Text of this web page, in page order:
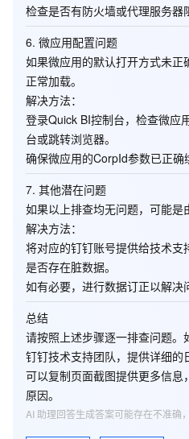
检查是否有防火墙或代理服务器
6. 微应用配置问题
如果微应用的默认打开方式未
正常加载。
解决方法：
登录Quick BI控制台，检查微应
台或跳转浏览器。
确保微应用的CorpId参数已正确
7. 其他潜在问题
如果以上排查均无问题，可能是
解决方法：
将对应的钉钉账号提供给技术
是否存在脏数据。
如有必要，进行数据订正以解决
总结
请按照上述步骤逐一排查问题
钉钉技术支持团队，提供详细
可以复制页面截图提供更多信
原因。
AI 助理回答生成答案可能存在不准确